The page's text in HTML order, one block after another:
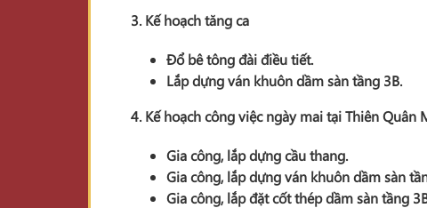
3. Kế hoạch tăng ca
Đổ bê tông đài điều tiết.
Lắp dựng ván khuôn dầm sàn tầng 3B.
4. Kế hoạch công việc ngày mai tại Thiên Quân
Gia công, lắp dựng cầu thang.
Gia công, lắp dựng ván khuôn dầm sàn
Gia công, lắp đặt cốt thép dầm sàn tầng